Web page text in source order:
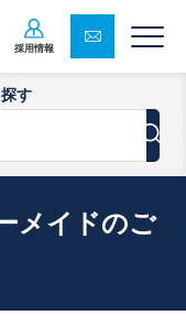
採用情報
す
メイドのご